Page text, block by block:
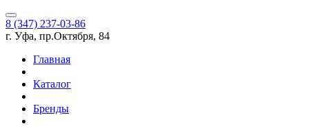
8 (347) 237-03-86
г. Уфа, пр.Октября, 84
Главная
Каталог
Бренды